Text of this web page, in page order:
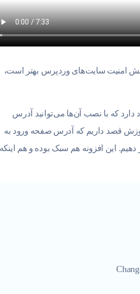
امنیت سایت‌های وردپرس بهتر است،
دارد که با نصب آن‌ها می‌توانید آدرس
قصد داریم که آدرس صفحه ورود به
دهیم. این افزونه هم سبک بوده و هم